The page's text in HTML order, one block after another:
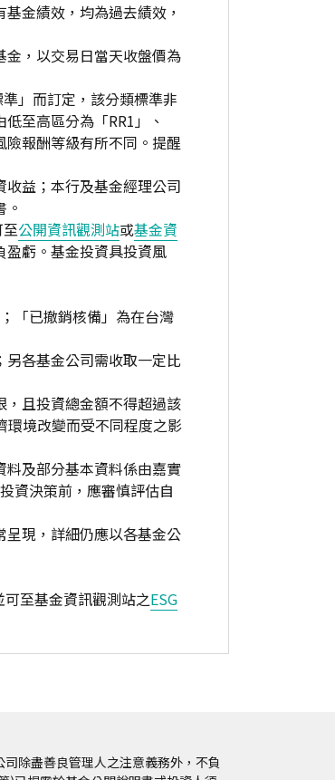
金績效，均為過去績效，
，以交易日當天收盤價為
」而訂定，該分類標準非
至高區分為「RR1」、
險報酬等級有所不同。提醒
益；本行及基金經理公司
公開資訊觀測站或基金資
虧。基金投資具投資風
「已撤銷核備」為在台灣
各基金公司需收取一定比
且投資總金額不得超過該
環境改變而受不同程度之影
及部分基本資料係由嘉實
資決策前，應審慎評估自
現，詳細仍應以各基金公
至基金資訊觀測站之ESG
除盡善良管理人之注意義務外，不負